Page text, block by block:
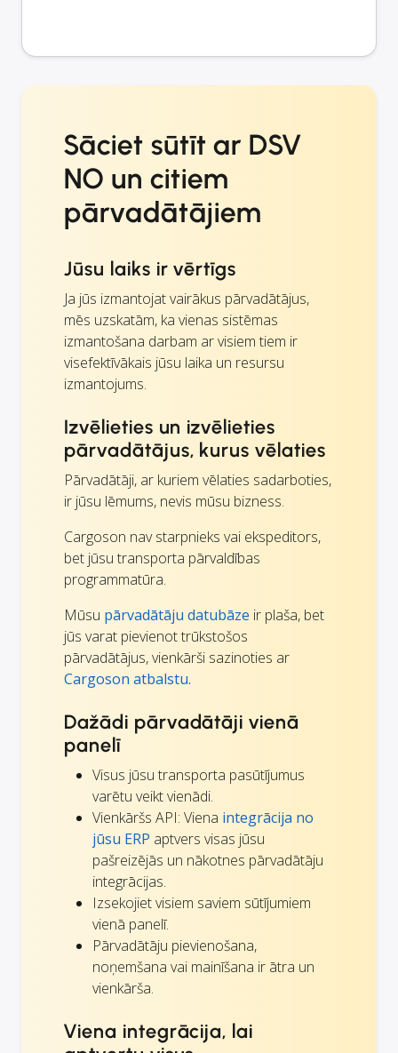
Sāciet sūtīt ar DSV
NO un citiem
pārvadātājiem
Jūsu laiks ir vērtīgs
Ja jūs izmantojat vairākus pārvadātājus,
mēs uzskatām, ka vienas sistēmas
izmantošana darbam ar visiem tiem ir
visefektīvākais jūsu laika un resursu
izmantojums.
Izvēlieties un izvēlieties
pārvadātājus, kurus vēlaties
Pārvadātāji, ar kuriem vēlaties sadarboties,
ir jūsu lēmums, nevis mūsu bizness.
Cargoson nav starpnieks vai ekspeditors,
bet jūsu transporta pārvaldības
programmatūra.
Mūsu pārvadātāju datubāze ir plaša, bet
jūs varat pievienot trūkstošos
pārvadātājus, vienkārši sazinoties ar
Cargoson atbalstu.
Dažādi pārvadātāji vienā
panelī
Visus jūsu transporta pasūtījumus
varētu veikt vienādi.
Vienkāršs API: Viena integrācija no
jūsu ERP aptvers visas jūsu
pašreizējās un nākotnes pārvadātāju
integrācijas.
Izsekojiet visiem saviem sūtījumiem
vienā panelī.
Pārvadātāju pievienošana,
noņemšana vai mainīšana ir ātra un
vienkārša.
Viena integrācija, lai